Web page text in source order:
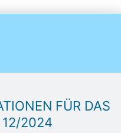
FÜR DAS
12/2024